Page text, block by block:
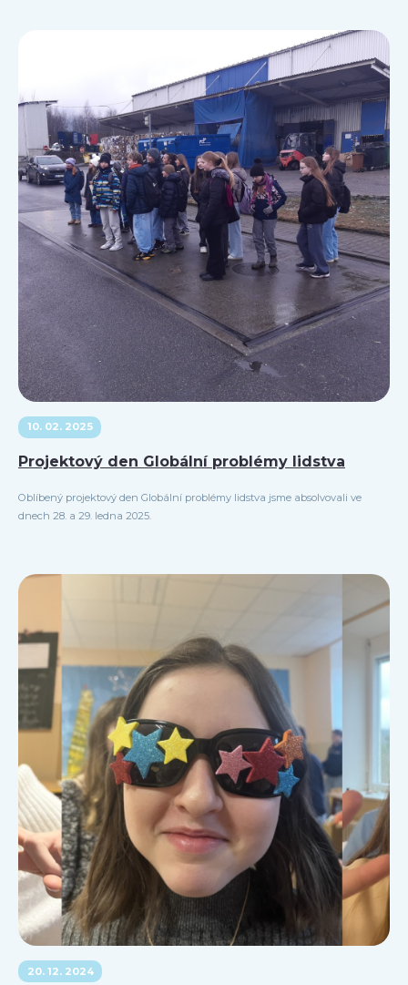
10. 02. 2025
Projektový den Globální problémy lidstva
Oblíbený projektový den Globální problémy lidstva jsme absolvovali ve
dnech 28. a 29. ledna 2025.
20. 12. 2024